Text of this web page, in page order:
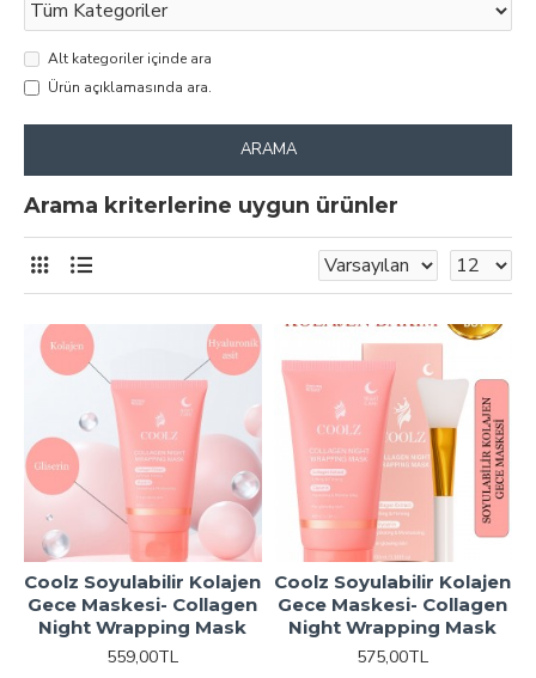
Alt kategoriler içinde ara
Ürün açıklamasında ara.
ARAMA
Arama kriterlerine uygun ürünler
Coolz Soyulabilir Kolajen
Gece Maskesi- Collagen
Night Wrapping Mask
559,00TL
Coolz Soyulabilir Kolajen
Gece Maskesi- Collagen
Night Wrapping Mask
575,00TL